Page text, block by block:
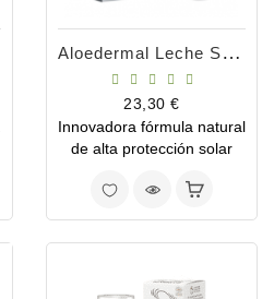
Aloedermal Leche Solar Spray SPF30 150ml
Precio
23,30 €
Innovadora fórmula natural
de alta protección solar